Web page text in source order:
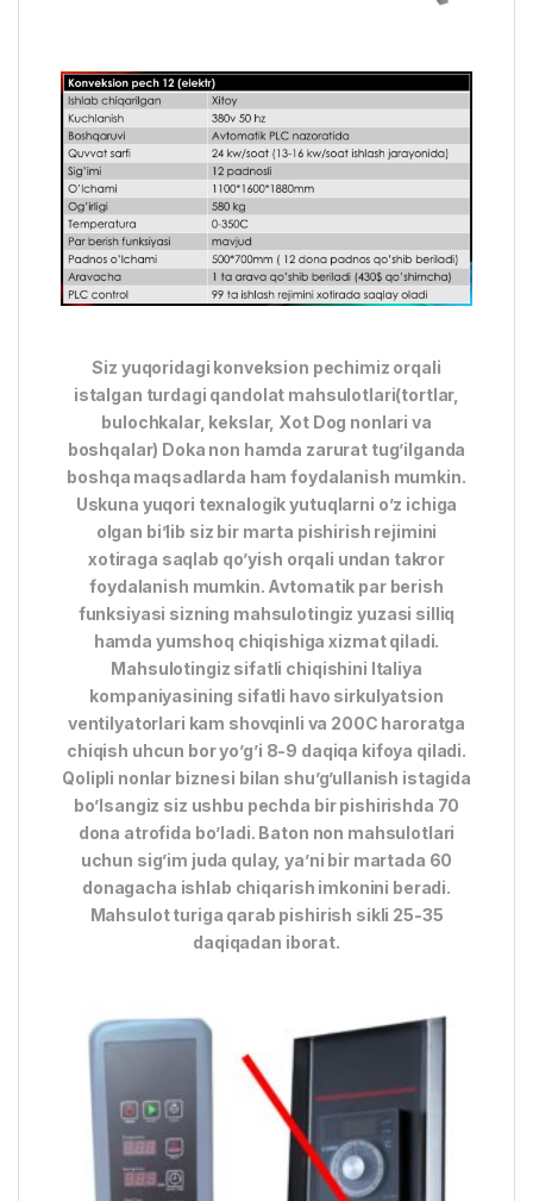
Siz yuqoridagi konveksion pechimiz orqali
istalgan turdagi qandolat mahsulotlari(tortlar,
bulochkalar, kekslar, Xot Dog nonlari va
boshqalar) Doka non hamda zarurat tug’ilganda
boshqa maqsadlarda ham foydalanish mumkin.
Uskuna yuqori texnalogik yutuqlarni o’z ichiga
olgan bi’lib siz bir marta pishirish rejimini
xotiraga saqlab qo’yish orqali undan takror
foydalanish mumkin. Avtomatik par berish
funksiyasi sizning mahsulotingiz yuzasi silliq
hamda yumshoq chiqishiga xizmat qiladi.
Mahsulotingiz sifatli chiqishini Italiya
kompaniyasining sifatli havo sirkulyatsion
ventilyatorlari kam shovqinli va 200C haroratga
chiqish uhcun bor yo’g’i 8-9 daqiqa kifoya qiladi.
Qolipli nonlar biznesi bilan shu’g’ullanish istagida
bo’lsangiz siz ushbu pechda bir pishirishda 70
dona atrofida bo’ladi. Baton non mahsulotlari
uchun sig’im juda qulay, ya’ni bir martada 60
donagacha ishlab chiqarish imkonini beradi.
Mahsulot turiga qarab pishirish sikli 25-35
daqiqadan iborat.